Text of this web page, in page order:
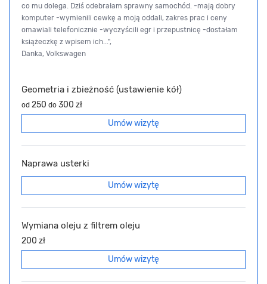
co mu dolega. Dziś odebrałam sprawny samochód. -mają dobry
komputer -wymienili cewkę a moją oddali, zakres prac i ceny
omawiali telefonicznie -wyczyścili egr i przepustnicę -dostałam
książeczkę z wpisem ich...",
Danka, Volkswagen
Geometria i zbieżność (ustawienie kół)
od 250 do 300 zł
Umów wizytę
Naprawa usterki
Umów wizytę
Wymiana oleju z filtrem oleju
200 zł
Umów wizytę